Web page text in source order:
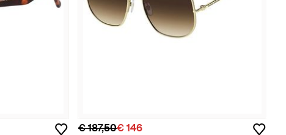
€ 187,50€ 146